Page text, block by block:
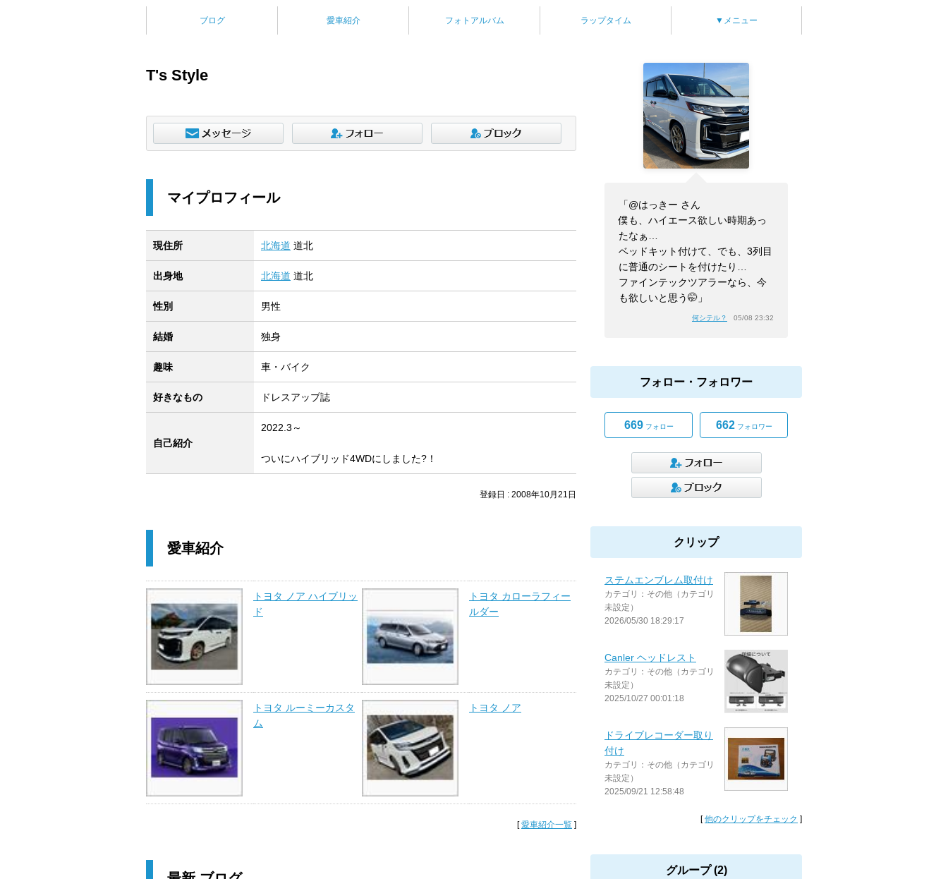
ブログ 愛車紹介 フォトアルバム ラップタイム ▼メニュー
T's Style
「@はっきー さん
僕も、ハイエース欲しい時期あっ
たなぁ…
ベッドキット付けて、でも、3列目
に普通のシートを付けたり…
ファインテックツアラーなら、今
も欲しいと思う🤭」
何シテル？ 05/08 23:32
フォロー・フォロワー
669フォロー 662フォロワー
クリップ
ステムエンブレム取付け
カテゴリ：その他（カテゴリ
未設定）
2026/05/30 18:29:17
Canler ヘッドレスト
カテゴリ：その他（カテゴリ
未設定）
2025/10/27 00:01:18
ドライブレコーダー取り
付け
カテゴリ：その他（カテゴリ
未設定）
2025/09/21 12:58:48
[他のクリップをチェック ]
グループ (2)
マイプロフィール
現住所 北海道 道北
出身地 北海道 道北
性別 男性
結婚 独身
趣味 車・バイク
好きなもの ドレスアップ誌
自己紹介
2022.3～
ついにハイブリッド4WDにしました?！
登録日 : 2008年10月21日
愛車紹介
トヨタ ノア ハイブリッ
ド
トヨタ カローラフィー
ルダー
トヨタ ルーミーカスタ
ム
トヨタ ノア
[愛車紹介一覧 ]